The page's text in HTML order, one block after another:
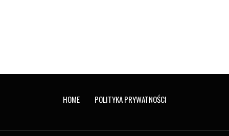
HOME POLITYKA PRYWATNOŚCI